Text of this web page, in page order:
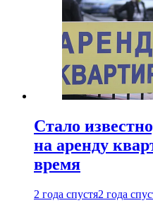
Стало
на аренду
время
2 года спустя2 года